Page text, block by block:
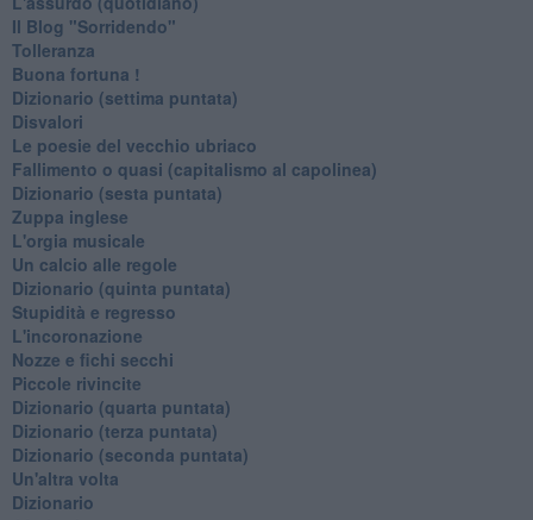
Il Blog "Sorridendo"
Tolleranza
Buona fortuna !
​Dizionario (settima puntata)
Disvalori
Le poesie del vecchio ubriaco
Fallimento o quasi (capitalismo al capolinea)
Dizionario (sesta puntata)
Zuppa inglese
L'orgia musicale
Un calcio alle regole
Dizionario (quinta puntata)
Stupidità e regresso
L'incoronazione
Nozze e fichi secchi
Piccole rivincite
​Dizionario (quarta puntata)
​Dizionario (terza puntata)
​Dizionario (seconda puntata)
Un'altra volta
Dizionario